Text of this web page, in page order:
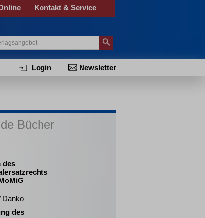
Kontakt & Service
Newsletter
Login
Bücher
des
Danko
des